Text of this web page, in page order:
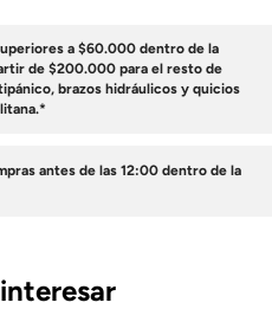
a $60.000 dentro de la
de $200.000 para el resto de
brazos hidráulicos y quicios
antes de las 12:00 dentro de la